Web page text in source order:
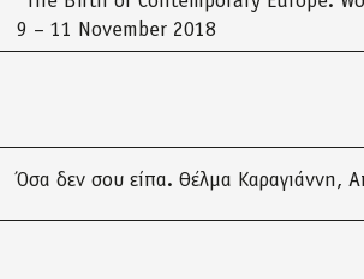
9 – 11 November 2018
Όσα δεν σου είπα. Θέλμα Καραγιάννη,